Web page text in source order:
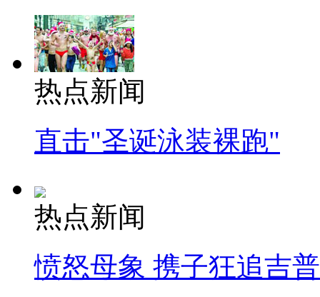
热点新闻
直击"圣诞泳装裸跑"
热点新闻
愤怒母象 携子狂追吉